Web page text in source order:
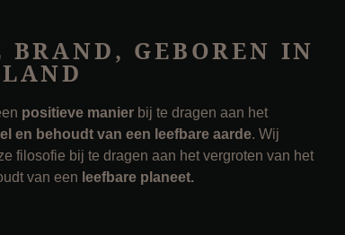
GEBOREN IN
positieve manier bij te dragen aan het
en behoudt van een leefbare aarde. Wij
filosofie bij te dragen aan het vergroten van het
van een leefbare planeet.